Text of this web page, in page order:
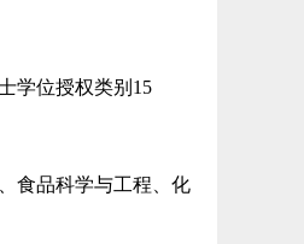
学位授权类别15
食品科学与工程、化